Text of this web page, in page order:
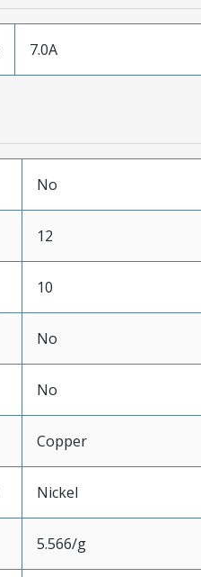
7.0A
No
12
10
No
No
Copper
Nickel
5.566/g